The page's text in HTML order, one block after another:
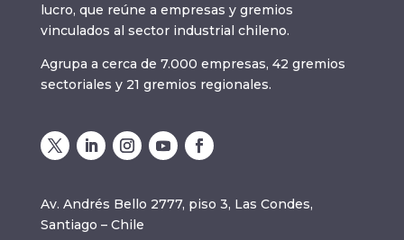
lucro, que reúne a empresas y gremios
vinculados al sector industrial chileno.
Agrupa a cerca de 7.000 empresas, 42 gremios
sectoriales y 21 gremios regionales.
Av. Andrés Bello 2777, piso 3, Las Condes,
Santiago – Chile